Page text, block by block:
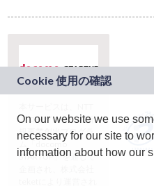
ドコモグループの新
規事業創出プログラ
ム「docomo
STARTUP」を通じて
On our website we use
necessary for our site to
information about how our